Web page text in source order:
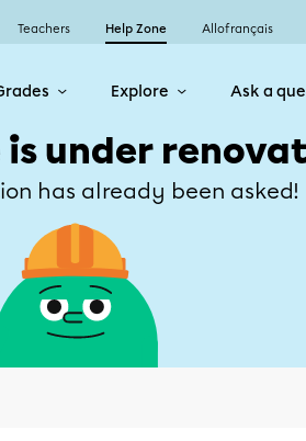
Teachers Help Zone Allofrançais
Explore Ask a
is under
has already been asked!